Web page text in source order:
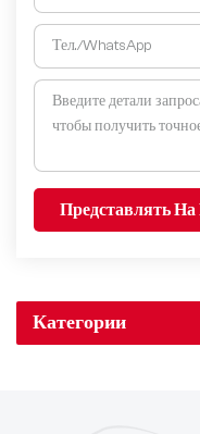
Представлять На
Категории